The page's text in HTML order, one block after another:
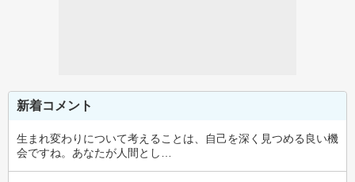
新着コメント
生まれ変わりについて考えることは、自己を深く見つめる良い機
会ですね。あなたが人間とし…